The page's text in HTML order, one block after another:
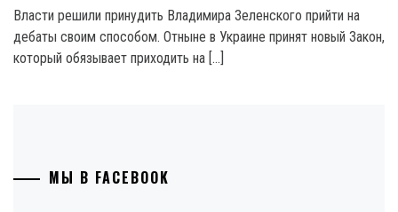
Власти решили принудить Владимира Зеленского прийти на
дебаты своим способом. Отныне в Украине принят новый Закон,
который обязывает приходить на […]
МЫ В FACEBOOK